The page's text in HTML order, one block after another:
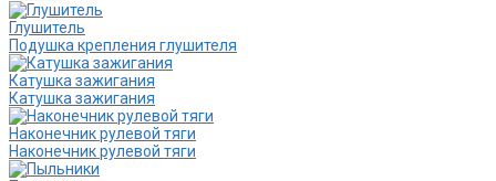
Глушитель
Подушка крепления глушителя
Катушка зажигания
Катушка зажигания
Наконечник рулевой тяги
Наконечник рулевой тяги